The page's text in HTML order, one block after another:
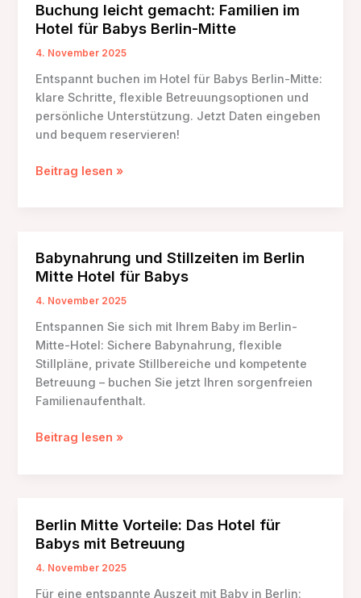
für
Babys
Berlin
Mitte
Buchung leicht gemacht: Familien im
Hotel für Babys Berlin-Mitte
4. November 2025
Entspannt buchen im Hotel für Babys Berlin-Mitte:
klare Schritte, flexible Betreuungsoptionen und
persönliche Unterstützung. Jetzt Daten eingeben
und bequem reservieren!
Buchung
Hotel
für
Babys
Berlin-
Mitte
Beitrag lesen »
Babynahrung und Stillzeiten im Berlin
Mitte Hotel für Babys
4. November 2025
Entspannen Sie sich mit Ihrem Baby im Berlin-
Mitte-Hotel: Sichere Babynahrung, flexible
Stillpläne, private Stillbereiche und kompetente
Betreuung – buchen Sie jetzt Ihren sorgenfreien
Familienaufenthalt.
Babynahrung
Mitte
Hotel
für
Beitrag lesen »
Berlin Mitte Vorteile: Das Hotel für
Babys mit Betreuung
4. November 2025
Für eine entspannte Auszeit mit Baby in Berlin: